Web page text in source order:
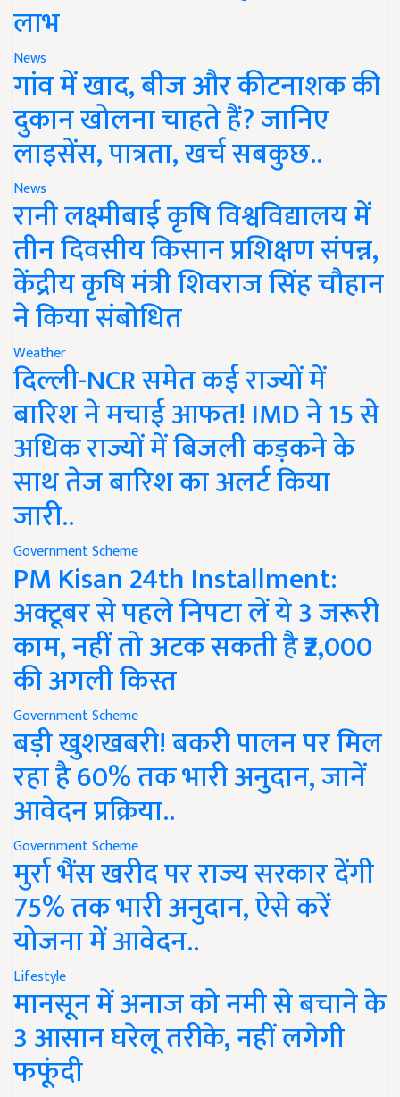
लाभ
News
गांव में खाद, बीज और कीटनाशक की
दुकान खोलना चाहते हैं? जानिए
लाइसेंस, पात्रता, खर्च सबकुछ..
News
रानी लक्ष्मीबाई कृषि विश्वविद्यालय में
तीन दिवसीय किसान प्रशिक्षण संपन्न,
केंद्रीय कृषि मंत्री शिवराज सिंह चौहान
ने किया संबोधित
Weather
दिल्ली-NCR समेत कई राज्यों में
बारिश ने मचाई आफत! IMD ने 15 से
अधिक राज्यों में बिजली कड़कने के
साथ तेज बारिश का अलर्ट किया
जारी..
Government Scheme
PM Kisan 24th Installment:
अक्टूबर से पहले निपटा लें ये 3 जरूरी
काम, नहीं तो अटक सकती है ₹2,000
की अगली किस्त
Government Scheme
बड़ी खुशखबरी! बकरी पालन पर मिल
रहा है 60% तक भारी अनुदान, जानें
आवेदन प्रक्रिया..
Government Scheme
मुर्रा भैंस खरीद पर राज्य सरकार देंगी
75% तक भारी अनुदान, ऐसे करें
योजना में आवेदन..
Lifestyle
मानसून में अनाज को नमी से बचाने के
3 आसान घरेलू तरीके, नहीं लगेगी
फफूंदी